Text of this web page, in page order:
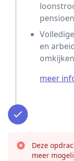
en
meer
Deze
meer